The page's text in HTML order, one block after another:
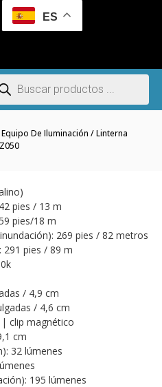
ES
Equipo De Iluminación / Linterna
pies / 13 m
pies/18 m
269 pies / 82 metros
291 pies / 89 m
/ 4,9 cm
/ 4,6 cm
| clip magnético
cm
32 lúmenes
195 lúmenes